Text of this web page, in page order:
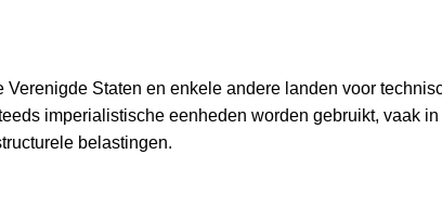
Staten en enkele andere landen voor
imperialistische eenheden worden gebruikt, vaak in
belastingen.